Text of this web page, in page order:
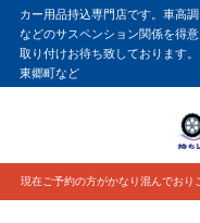
カー用品持込専門店です。車高
などのサスペンション関係を得
取り付けお待ち致しております
東郷町など
現在ご予約の方がかなり混んでおり